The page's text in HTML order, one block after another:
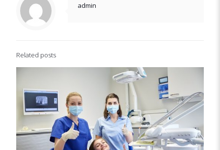
admin
Related posts